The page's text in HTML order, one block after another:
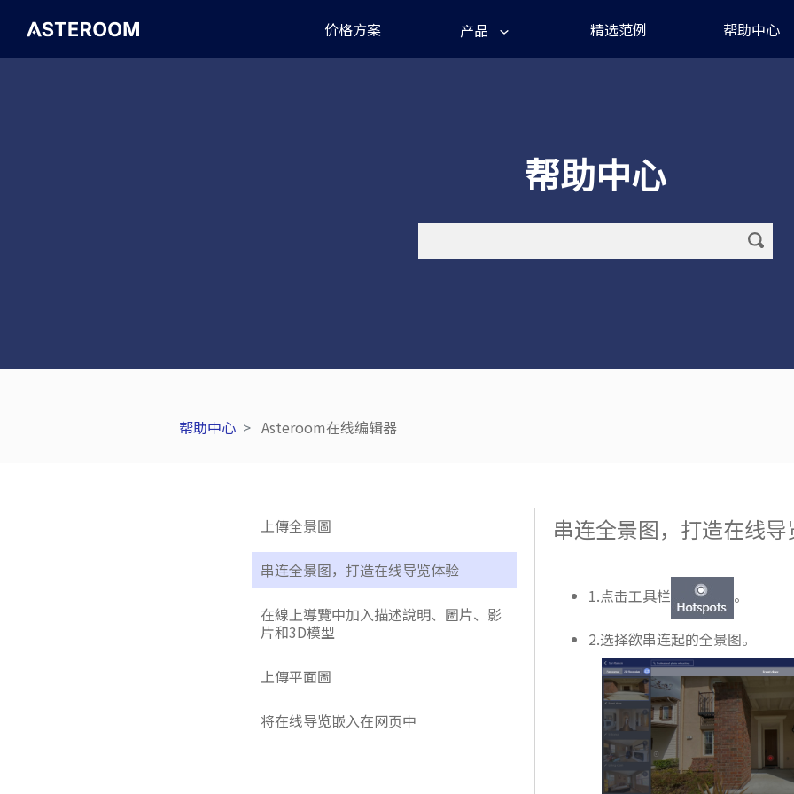
价格方案
产品 精选范例 帮助中心
帮助中心
帮助中心 Asteroom在线编辑器
上傳全景圖
串连全景图，打造在线导览体验
在線上導覽中加入描述說明、圖片、影
片和3D模型
上傳平面圖
将在线导览嵌入在网页中
串连全景图，打造在线
1.点击工具栏 。
2.选择欲串连起的全景图。